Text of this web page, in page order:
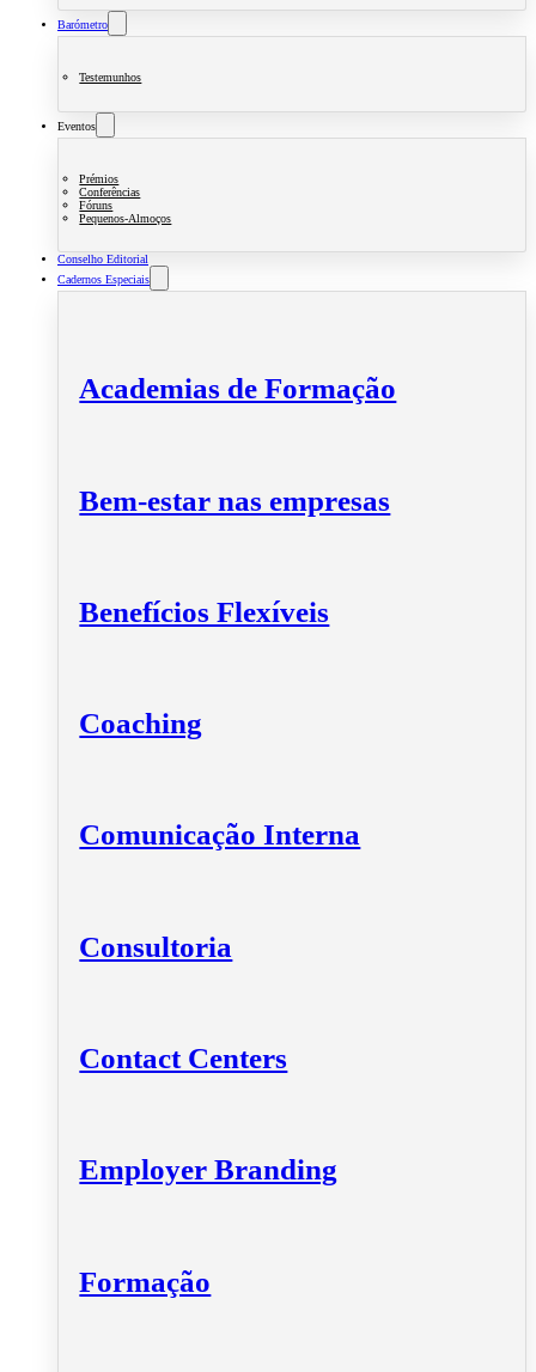
Barómetro
Testemunhos
Eventos
Prémios
Conferências
Fóruns
Pequenos-Almoços
Conselho Editorial
Cadernos Especiais
Academias de Formação
Bem-estar nas empresas
Benefícios Flexíveis
Coaching
Comunicação Interna
Consultoria
Contact Centers
Employer Branding
Formação